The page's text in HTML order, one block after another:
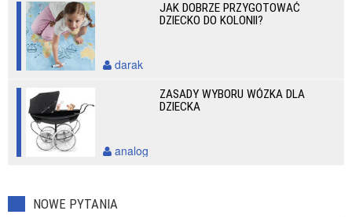
JAK DOBRZE PRZYGOTOWAĆ
DZIECKO DO KOLONII?
darak
ZASADY WYBORU WÓZKA DLA
DZIECKA
analog
NOWE PYTANIA